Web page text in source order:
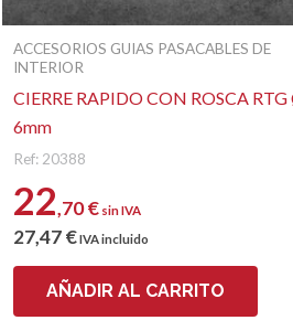
ACCESORIOS GUIAS PASACABLES DE
INTERIOR
CIERRE RAPIDO CON ROSCA
6mm
Ref: 20388
22,70€ sin IVA
27,47€IVA incluido
AÑADIR AL CARRITO